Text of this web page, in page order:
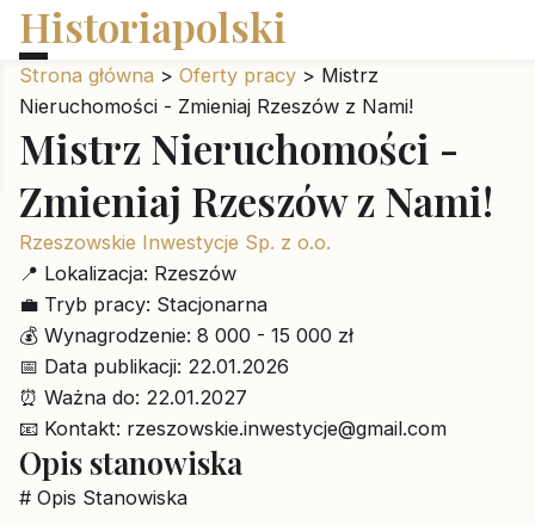
Historiapolski
Strona główna > Oferty pracy > Mistrz
Nieruchomości - Zmieniaj Rzeszów z Nami!
Mistrz Nieruchomości -
Zmieniaj Rzeszów z Nami!
Rzeszowskie Inwestycje Sp. z o.o.
📍 Lokalizacja: Rzeszów
💼 Tryb pracy: Stacjonarna
💰 Wynagrodzenie: 8 000 - 15 000 zł
📅 Data publikacji: 22.01.2026
⏰ Ważna do: 22.01.2027
📧 Kontakt: rzeszowskie.inwestycje@gmail.com
Opis stanowiska
# Opis Stanowiska